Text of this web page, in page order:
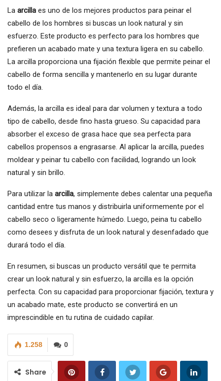
La arcilla es uno de los mejores productos para peinar el
cabello de los hombres si buscas un look natural y sin
esfuerzo. Este producto es perfecto para los hombres que
prefieren un acabado mate y una textura ligera en su cabello.
La arcilla proporciona una fijación flexible que permite peinar el
cabello de forma sencilla y mantenerlo en su lugar durante
todo el día.
Además, la arcilla es ideal para dar volumen y textura a todo
tipo de cabello, desde fino hasta grueso. Su capacidad para
absorber el exceso de grasa hace que sea perfecta para
cabellos propensos a engrasarse. Al aplicar la arcilla, puedes
moldear y peinar tu cabello con facilidad, logrando un look
natural y sin brillo.
Para utilizar la arcilla, simplemente debes calentar una pequeña
cantidad entre tus manos y distribuirla uniformemente por el
cabello seco o ligeramente húmedo. Luego, peina tu cabello
como desees y disfruta de un look natural y desenfadado que
durará todo el día.
En resumen, si buscas un producto versátil que te permita
crear un look natural y sin esfuerzo, la arcilla es la opción
perfecta. Con su capacidad para proporcionar fijación, textura y
un acabado mate, este producto se convertirá en un
imprescindible en tu rutina de cuidado capilar.
0
1.258
Share